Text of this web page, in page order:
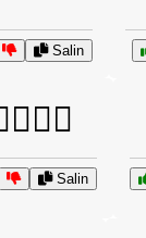
Salin
Salin